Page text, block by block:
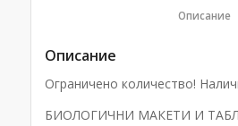
Описание
Ограничено количество!
БИОЛОГИЧНИ МАКЕТИ И